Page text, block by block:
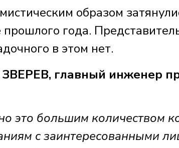
образом
года.
в этом нет.
главный инженер
это большим количеством
с заинтересованными